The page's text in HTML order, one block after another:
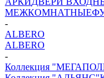
МЕЖКОМНАТНЫЕ
-
ALBERO
ALBERO
-
Коллекция